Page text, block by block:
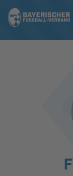
ERGEBNISSE &
SPIELBETRIEB
AUSBILDUNG &